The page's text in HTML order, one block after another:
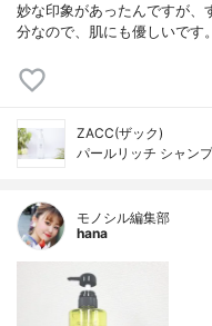
妙な印象があったんですが、
分なので、肌にも優しいです
ZACC(ザック)
パールリッチ シャン
モノシル編集部
hana